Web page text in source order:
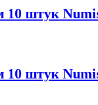
10 штук
10 штук